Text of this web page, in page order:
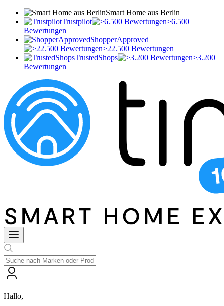
Smart Home aus Berlin
Trustpilot
>6.500
Bewertungen
ShopperApproved
>22.500 Bewertungen
TrustedShops
>3.200
Bewertungen
Hallo,